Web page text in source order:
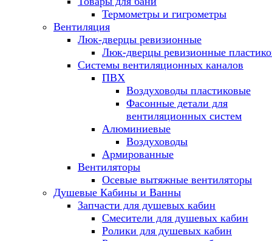
Термометры и гигрометры
Вентиляция
Люк-дверцы ревизионные
Люк-дверцы ревизионные
Системы вентиляционных каналов
ПВХ
Воздуховоды пластиковые
Фасонные детали для
вентиляционных систем
Алюминиевые
Воздуховоды
Армированные
Вентиляторы
Осевые вытяжные вентиляторы
Душевые Кабины и Ванны
Запчасти для душевых кабин
Смесители для душевых кабин
Ролики для душевых кабин